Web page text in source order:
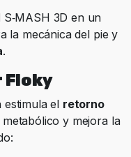
3D en un
la mecánica del pie y
.
Floky
estimula el retorno
y mejora la